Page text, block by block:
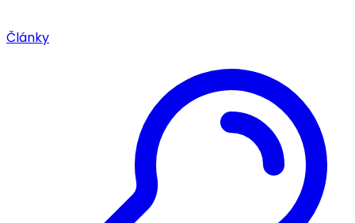
Články